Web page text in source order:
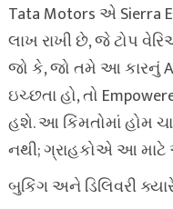
Tata Motors એ Sierra
લાખ રાખી છે, જે ટોપ
જો કે, જો તમે આ કારનું
ઇચ્છતા હો, તો
હશે. આ કિંમતોમાં હોમ
નથી; ગ્રાહકોએ આ
બુકિંગ અને ડિલિવરી